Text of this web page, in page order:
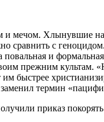
и мечом. Хлынувшие
сравнить с
повальная и
прежним культам.
быстрее
термин
приказ